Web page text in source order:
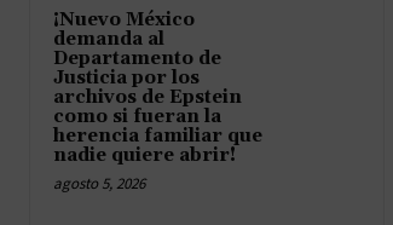
¡Nuevo México
demanda al
Departamento de
Justicia por los
archivos de Epstein
como si fueran la
herencia familiar que
nadie quiere abrir!
agosto 5, 2026